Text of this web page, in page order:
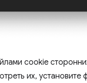
cookie
их, установите